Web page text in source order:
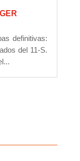
definitivas:
del 11-S.